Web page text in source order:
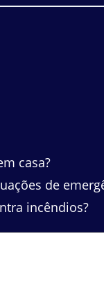
casa?
de
incêndios?